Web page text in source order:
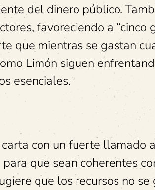
del dinero público.
favoreciendo a “cinco
que mientras se gastan
Limón siguen
esenciales.
con un fuerte llamado
que sean coherentes
que los recursos no se